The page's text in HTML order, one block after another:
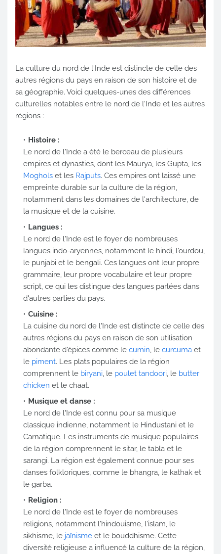
La culture du nord de l'Inde est distincte de celle des
autres régions du pays en raison de son histoire et de
sa géographie. Voici quelques-unes des différences
culturelles notables entre le nord de l'Inde et les autres
régions :
Histoire :
Le nord de l'Inde a été le berceau de plusieurs
empires et dynasties, dont les Maurya, les Gupta, les
Moghols et les Rajputs. Ces empires ont laissé une
empreinte durable sur la culture de la région,
notamment dans les domaines de l'architecture, de
la musique et de la cuisine.
Langues :
Le nord de l'Inde est le foyer de nombreuses
langues indo-aryennes, notamment le hindi, l'ourdou,
le punjabi et le bengali. Ces langues ont leur propre
grammaire, leur propre vocabulaire et leur propre
script, ce qui les distingue des langues parlées dans
d'autres parties du pays.
Cuisine :
La cuisine du nord de l'Inde est distincte de celle des
autres régions du pays en raison de son utilisation
abondante d'épices comme le cumin, le curcuma et
le piment. Les plats populaires de la région
comprennent le biryani, le poulet tandoori, le butter
chicken et le chaat.
Musique et danse :
Le nord de l'Inde est connu pour sa musique
classique indienne, notamment le Hindustani et le
Carnatique. Les instruments de musique populaires
de la région comprennent le sitar, le tabla et le
sarangi. La région est également connue pour ses
danses folkloriques, comme le bhangra, le kathak et
le garba.
Religion :
Le nord de l'Inde est le foyer de nombreuses
religions, notamment l'hindouisme, l'islam, le
sikhisme, le jaïnisme et le bouddhisme. Cette
diversité religieuse a influencé la culture de la région,